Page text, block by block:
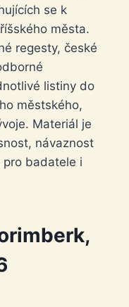
se k
města.
regesty, české
listiny do
městského,
Materiál je
návaznost
pro badatele i